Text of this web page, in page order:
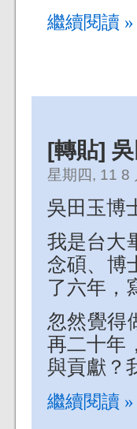
繼續閱讀 »
[轉貼]
星期四, 11 8
吳田玉博
我是台大
念碩、博
了六年，
忽然覺得
再二十年
與貢獻？
繼續閱讀 »